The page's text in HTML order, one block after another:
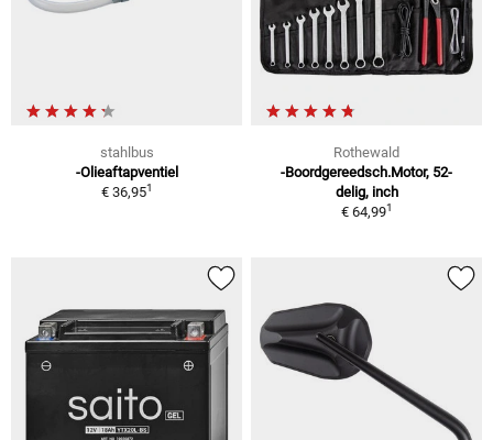
stahlbus
-Olieaftapventiel
€ 36,951
Rothewald
-Boordgereedsch.Motor, 52-
delig, inch
€ 64,991